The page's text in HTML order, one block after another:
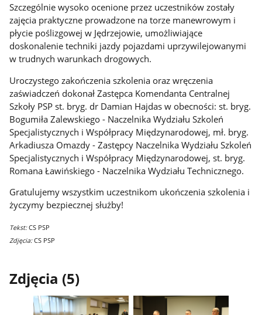
Szczególnie wysoko ocenione przez uczestników zostały
zajęcia praktyczne prowadzone na torze manewrowym i
płycie poślizgowej w Jędrzejowie, umożliwiające
doskonalenie techniki jazdy pojazdami uprzywilejowanymi
w trudnych warunkach drogowych.
Uroczystego zakończenia szkolenia oraz wręczenia
zaświadczeń dokonał Zastępca Komendanta Centralnej
Szkoły PSP st. bryg. dr Damian Hajdas w obecności: st. bryg.
Bogumiła Zalewskiego - Naczelnika Wydziału Szkoleń
Specjalistycznych i Współpracy Międzynarodowej, mł. bryg.
Arkadiusza Omazdy - Zastępcy Naczelnika Wydziału Szkoleń
Specjalistycznych i Współpracy Międzynarodowej, st. bryg.
Romana Ławińskiego - Naczelnika Wydziału Technicznego.
Gratulujemy wszystkim uczestnikom ukończenia szkolenia i
życzymy bezpiecznej służby!
Tekst:CS PSP
Zdjęcia:CS PSP
Zdjęcia (5)